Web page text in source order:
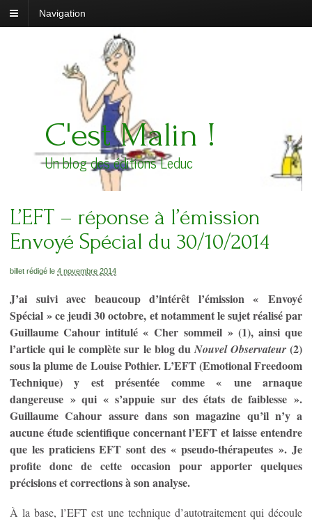
Navigation
C'est Malin !
Un blog des éditions Leduc
L’EFT – réponse à l’émission
Envoyé Spécial du 30/10/2014
billet rédigé le 4 novembre 2014
J’ai suivi avec beaucoup d’intérêt l’émission « Envoyé
Spécial » ce jeudi 30 octobre, et notamment le sujet réalisé par
Guillaume Cahour intitulé « Cher sommeil » (1), ainsi que
l’article qui le complète sur le blog duNouvel Observateur(2)
sous la plume de Louise Pothier. L’EFT (Emotional Freedoom
Technique) y est présentée comme « une arnaque
dangereuse » qui « s’appuie sur des états de faiblesse ».
Guillaume Cahour assure dans son magazine qu’il n’y a
aucune étude scientifique concernant l’EFT et laisse entendre
que les praticiens EFT sont des « pseudo-thérapeutes ». Je
profite donc de cette occasion pour apporter quelques
précisions et corrections à son analyse.
À la base, l’EFT est une technique d’autotraitement qui découle